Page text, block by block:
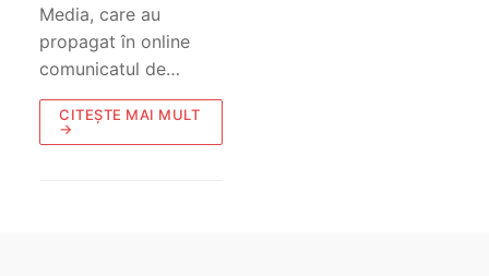
Media, care au
propagat în online
comunicatul de…
CITEȘTE MAI MULT
→